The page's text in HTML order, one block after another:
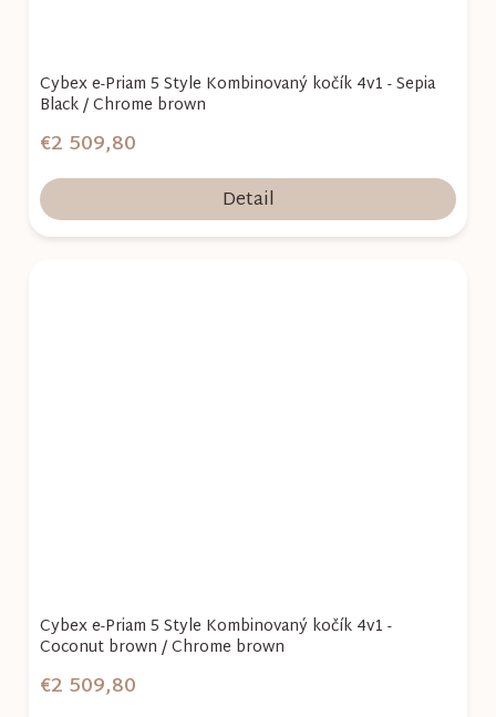
Cybex e-Priam 5 Style Kombinovaný kočík 4v1 - Sepia
Black / Chrome brown
€2 509,80
Detail
Cybex e-Priam 5 Style Kombinovaný kočík 4v1 -
Coconut brown / Chrome brown
€2 509,80